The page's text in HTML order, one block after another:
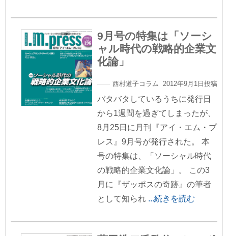
9月号の特集は「ソーシ
ャル時代の戦略的企業文
化論」
西村道子コラム 2012年9月1日投稿
バタバタしているうちに発行日
から1週間を過ぎてしまったが、
8月25日に月刊『アイ・エム・プ
レス』9月号が発行された。 本
号の特集は、「ソーシャル時代
の戦略的企業文化論」。 この3
月に『ザッポスの奇跡』の筆者
として知られ ...続きを読む